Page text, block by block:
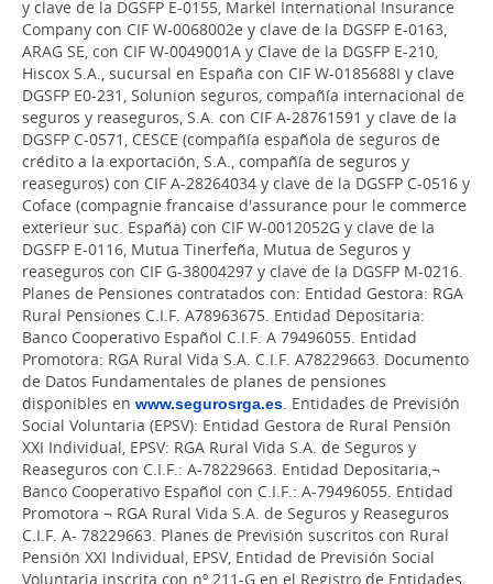
y clave de la DGSFP E-0155, Markel International Insurance
Company con CIF W-0068002e y clave de la DGSFP E-0163,
ARAG SE, con CIF W-0049001A y Clave de la DGSFP E-210,
Hiscox S.A., sucursal en España con CIF W-0185688I y clave
DGSFP E0-231, Solunion seguros, compañía internacional de
seguros y reaseguros, S.A. con CIF A-28761591 y clave de la
DGSFP C-0571, CESCE (compañía española de seguros de
crédito a la exportación, S.A., compañía de seguros y
reaseguros) con CIF A-28264034 y clave de la DGSFP C-0516 y
Coface (compagnie francaise d'assurance pour le commerce
exterieur suc. España) con CIF W-0012052G y clave de la
DGSFP E-0116, Mutua Tinerfeña, Mutua de Seguros y
reaseguros con CIF G-38004297 y clave de la DGSFP M-0216.
Planes de Pensiones contratados con: Entidad Gestora: RGA
Rural Pensiones C.I.F. A78963675. Entidad Depositaria:
Banco Cooperativo Español C.I.F. A 79496055. Entidad
Promotora: RGA Rural Vida S.A. C.I.F. A78229663. Documento
de Datos Fundamentales de planes de pensiones
disponibles en www.segurosrga.es. Entidades de Previsión
Social Voluntaria (EPSV): Entidad Gestora de Rural Pensión
XXI Individual, EPSV: RGA Rural Vida S.A. de Seguros y
Reaseguros con C.I.F.: A-78229663. Entidad Depositaria,¬
Banco Cooperativo Español con C.I.F.: A-79496055. Entidad
Promotora ¬ RGA Rural Vida S.A. de Seguros y Reaseguros
C.I.F. A- 78229663. Planes de Previsión suscritos con Rural
Pensión XXI Individual, EPSV, Entidad de Previsión Social
Voluntaria inscrita con nº 211-G en el Registro de Entidades